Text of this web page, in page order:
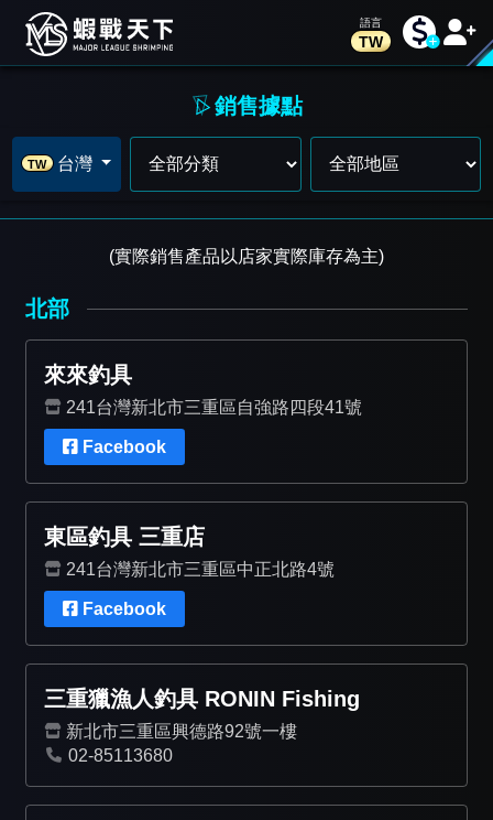
TW
銷售據點
TW 台灣
(實際銷售產品以店家實際庫存為主)
北部
來來釣具
241台灣新北市三重區自強路四段41號
Facebook
東區釣具 三重店
241台灣新北市三重區中正北路4號
Facebook
三重獵漁人釣具 RONIN Fishing
新北市三重區興德路92號一樓
02-85113680